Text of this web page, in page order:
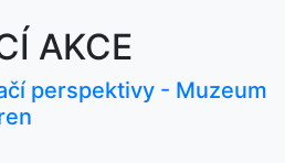
AKCE
perspektivy - Muzeum